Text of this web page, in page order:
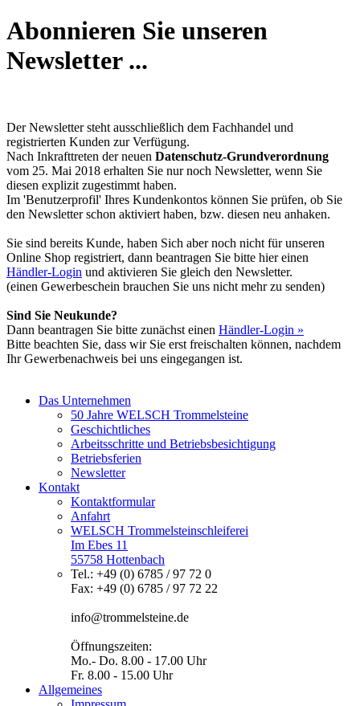
Abonnieren Sie unseren
Newsletter ...
Der Newsletter steht ausschließlich dem Fachhandel und
registrierten Kunden zur Verfügung.
Nach Inkrafttreten der neuen Datenschutz-Grundverordnung
vom 25. Mai 2018 erhalten Sie nur noch Newsletter, wenn Sie
diesen explizit zugestimmt haben.
Im 'Benutzerprofil' Ihres Kundenkontos können Sie prüfen, ob Sie
den Newsletter schon aktiviert haben, bzw. diesen neu anhaken.
Sie sind bereits Kunde, haben Sich aber noch nicht für unseren
Online Shop registriert, dann beantragen Sie bitte hier einen
Händler-Login und aktivieren Sie gleich den Newsletter.
(einen Gewerbeschein brauchen Sie uns nicht mehr zu senden)
Sind Sie Neukunde?
Dann beantragen Sie bitte zunächst einen Händler-Login »
Bitte beachten Sie, dass wir Sie erst freischalten können, nachdem
Ihr Gewerbenachweis bei uns eingegangen ist.
Das Unternehmen
50 Jahre WELSCH Trommelsteine
Geschichtliches
Arbeitsschritte und Betriebsbesichtigung
Betriebsferien
Newsletter
Kontakt
Kontaktformular
Anfahrt
WELSCH Trommelsteinschleiferei
Im Ebes 11
55758 Hottenbach
Tel.: +49 (0) 6785 / 97 72 0
Fax: +49 (0) 6785 / 97 72 22
info@trommelsteine.de
Öffnungszeiten:
Mo.- Do. 8.00 - 17.00 Uhr
Fr. 8.00 - 15.00 Uhr
Allgemeines